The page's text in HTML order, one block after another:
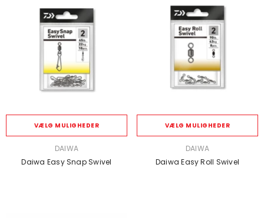
VÆLG MULIGHEDER
DAIWA
Daiwa Easy Snap Swivel
VÆLG MULIGHEDER
DAIWA
Daiwa Easy Roll Swivel